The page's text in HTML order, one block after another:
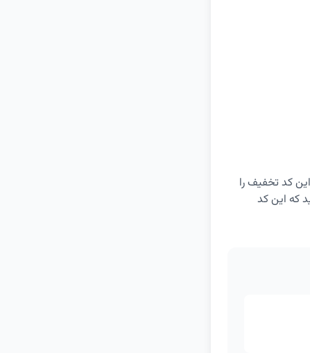
کد تخفیف را
باشید که این کد